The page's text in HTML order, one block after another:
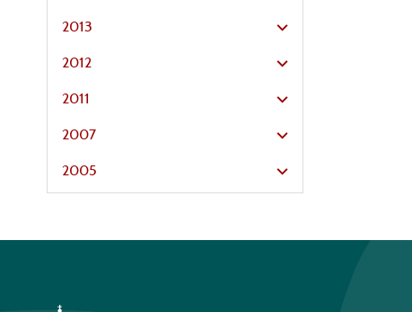
2013
2012
2011
2007
2005